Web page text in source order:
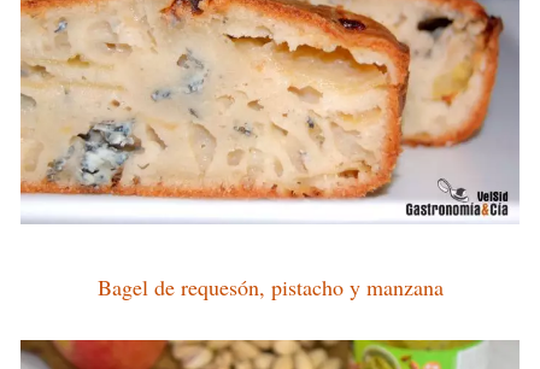
Bagel de requesón, pistacho y manzana